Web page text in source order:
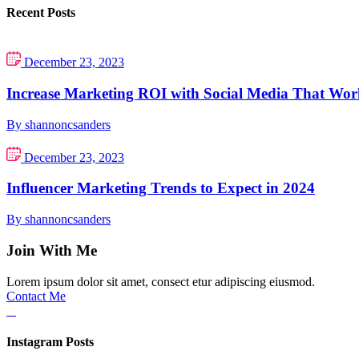
Recent Posts
December 23, 2023
Increase Marketing ROI with Social Media That
By shannoncsanders
December 23, 2023
Influencer Marketing Trends to Expect in 2024
By shannoncsanders
Join With Me
Lorem ipsum dolor sit amet, consect etur adipiscing eiusmod.
Contact Me
Instagram Posts